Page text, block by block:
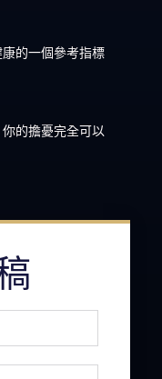
的一個參考指標
的擔憂完全可以